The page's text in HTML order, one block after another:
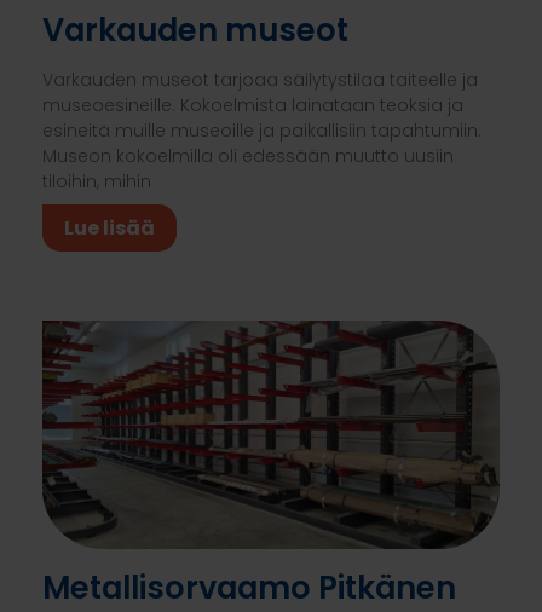
Varkauden museot
Varkauden museot tarjoaa säilytystilaa taiteelle ja
museoesineille. Kokoelmista lainataan teoksia ja
esineitä muille museoille ja paikallisiin tapahtumiin.
Museon kokoelmilla oli edessään muutto uusiin
tiloihin, mihin
Lue lisää
Metallisorvaamo Pitkänen